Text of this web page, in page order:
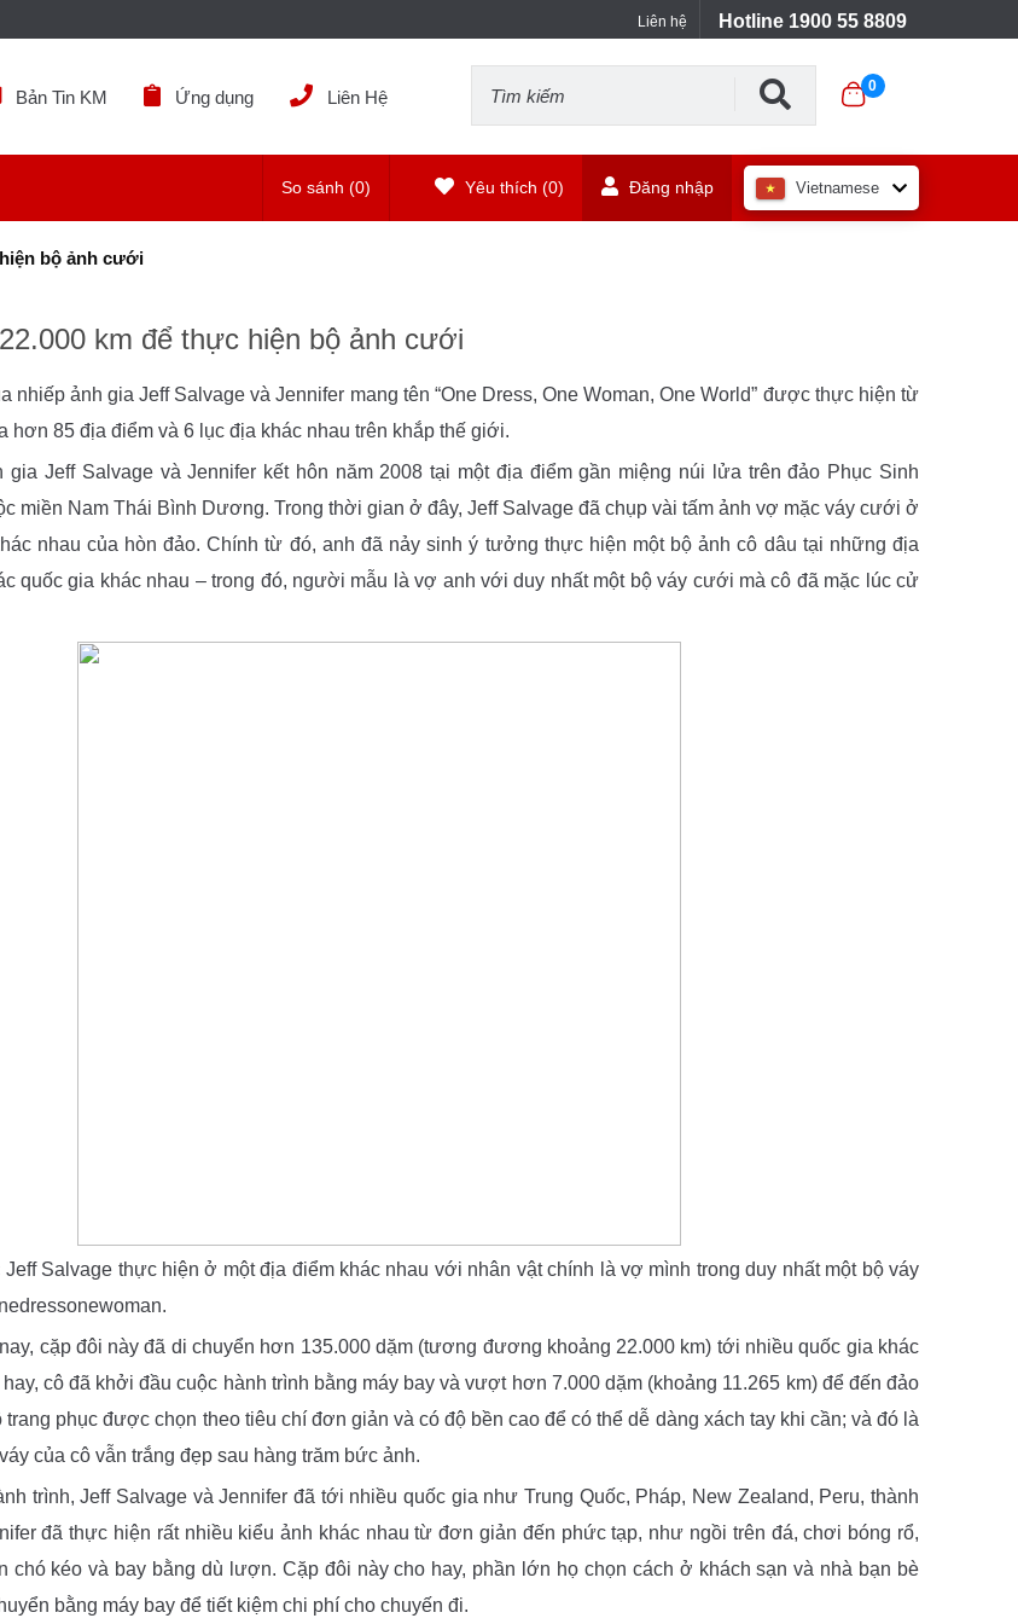
Liên hệ Hotline 1900 55 8809
Bản Tin KM Ứng dụng Liên Hệ
0
So sánh (0) Yêu thích (0) Đăng nhập Vietnamese
bộ ảnh cưới
km để thực hiện bộ ảnh cưới
nhiếp ảnh gia Jeff Salvage và Jennifer mang tên “One Dress, One Woman, One World” được thực hiện từ
hơn 85 địa điểm và 6 lục địa khác nhau trên khắp thế giới.
gia Jeff Salvage và Jennifer kết hôn năm 2008 tại một địa điểm gần miệng núi lửa trên đảo Phục Sinh
miền Nam Thái Bình Dương. Trong thời gian ở đây, Jeff Salvage đã chụp vài tấm ảnh vợ mặc váy cưới ở
nhau của hòn đảo. Chính từ đó, anh đã nảy sinh ý tưởng thực hiện một bộ ảnh cô dâu tại những địa
quốc gia khác nhau – trong đó, người mẫu là vợ anh với duy nhất một bộ váy cưới mà cô đã mặc lúc cử
Salvage thực hiện ở một địa điểm khác nhau với nhân vật chính là vợ mình trong duy nhất một bộ váy
cặp đôi này đã di chuyển hơn 135.000 dặm (tương đương khoảng 22.000 km) tới nhiều quốc gia khác
cô đã khởi đầu cuộc hành trình bằng máy bay và vượt hơn 7.000 dặm (khoảng 11.265 km) để đến đảo
trang phục được chọn theo tiêu chí đơn giản và có độ bền cao để có thể dễ dàng xách tay khi cần; và đó là
của cô vẫn trắng đẹp sau hàng trăm bức ảnh.
trình, Jeff Salvage và Jennifer đã tới nhiều quốc gia như Trung Quốc, Pháp, New Zealand, Peru, thành
đã thực hiện rất nhiều kiểu ảnh khác nhau từ đơn giản đến phức tạp, như ngồi trên đá, chơi bóng rổ,
chó kéo và bay bằng dù lượn. Cặp đôi này cho hay, phần lớn họ chọn cách ở khách sạn và nhà bạn bè
bằng máy bay để tiết kiệm chi phí cho chuyến đi.